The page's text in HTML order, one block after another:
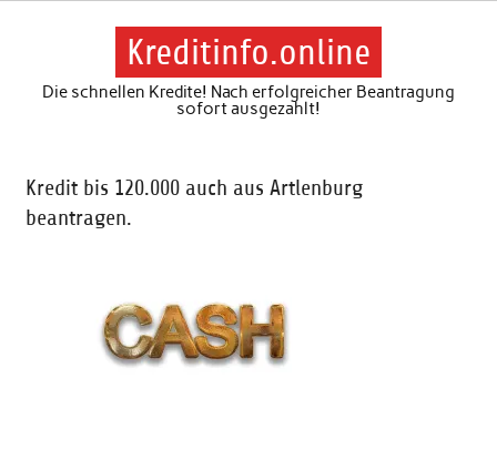
Skip
Kreditinfo.online
Die schnellen Kredite! Nach erfolgreicher Beantragung
sofort ausgezahlt!
Kredit bis 120.000 auch aus Artlenburg
beantragen.